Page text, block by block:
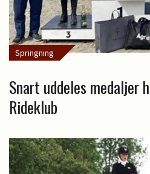
Springning
Snart uddeles medaljer
Rideklub